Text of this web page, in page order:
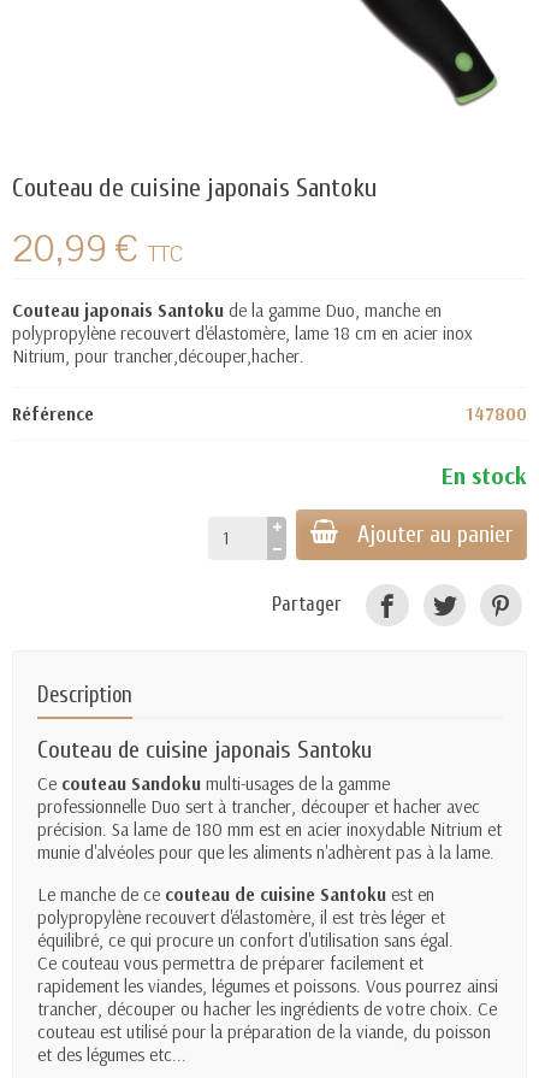
Couteau de cuisine japonais Santoku
20,99 € TTC
Couteau japonais Santoku de la gamme Duo, manche en
polypropylène recouvert d'élastomère, lame 18 cm en acier inox
Nitrium, pour trancher,découper,hacher.
Référence 147800
En stock
Ajouter au panier
Partager
Description
Couteau de cuisine japonais Santoku
Ce couteau Sandoku multi-usages de la gamme
professionnelle Duo sert à trancher, découper et hacher avec
précision. Sa lame de 180 mm est en acier inoxydable Nitrium et
munie d'alvéoles pour que les aliments n'adhèrent pas à la lame.
Le manche de ce couteau de cuisine Santoku est en
polypropylène recouvert d'élastomère, il est très léger et
équilibré, ce qui procure un confort d'utilisation sans égal.
Ce couteau vous permettra de préparer facilement et
rapidement les viandes, légumes et poissons. Vous pourrez ainsi
trancher, découper ou hacher les ingrédients de votre choix. Ce
couteau est utilisé pour la préparation de la viande, du poisson
et des légumes etc...